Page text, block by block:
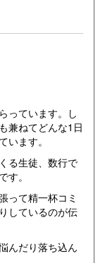
っています。し
兼ねてどんな1日
ます。
る生徒、数行で
。
って精一杯コミ
しているのが伝
んだり落ち込ん